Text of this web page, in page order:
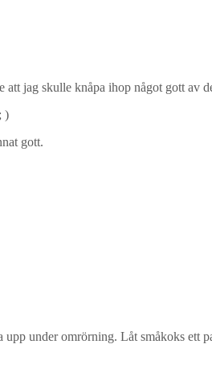
jag skulle knåpa ihop något gott av
)
gott.
under omrörning. Låt småkoks ett